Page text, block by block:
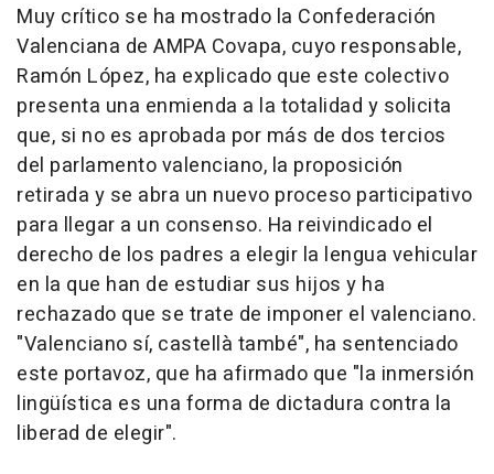
Muy crítico se ha mostrado la Confederación
Valenciana de AMPA Covapa, cuyo responsable,
Ramón López, ha explicado que este colectivo
presenta una enmienda a la totalidad y solicita
que, si no es aprobada por más de dos tercios
del parlamento valenciano, la proposición
retirada y se abra un nuevo proceso participativo
para llegar a un consenso. Ha reivindicado el
derecho de los padres a elegir la lengua vehicular
en la que han de estudiar sus hijos y ha
rechazado que se trate de imponer el valenciano.
"Valenciano sí, castellà també", ha sentenciado
este portavoz, que ha afirmado que "la inmersión
lingüística es una forma de dictadura contra la
liberad de elegir".